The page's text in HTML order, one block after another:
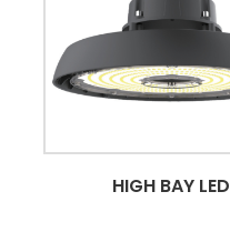
HIGH BAY LED